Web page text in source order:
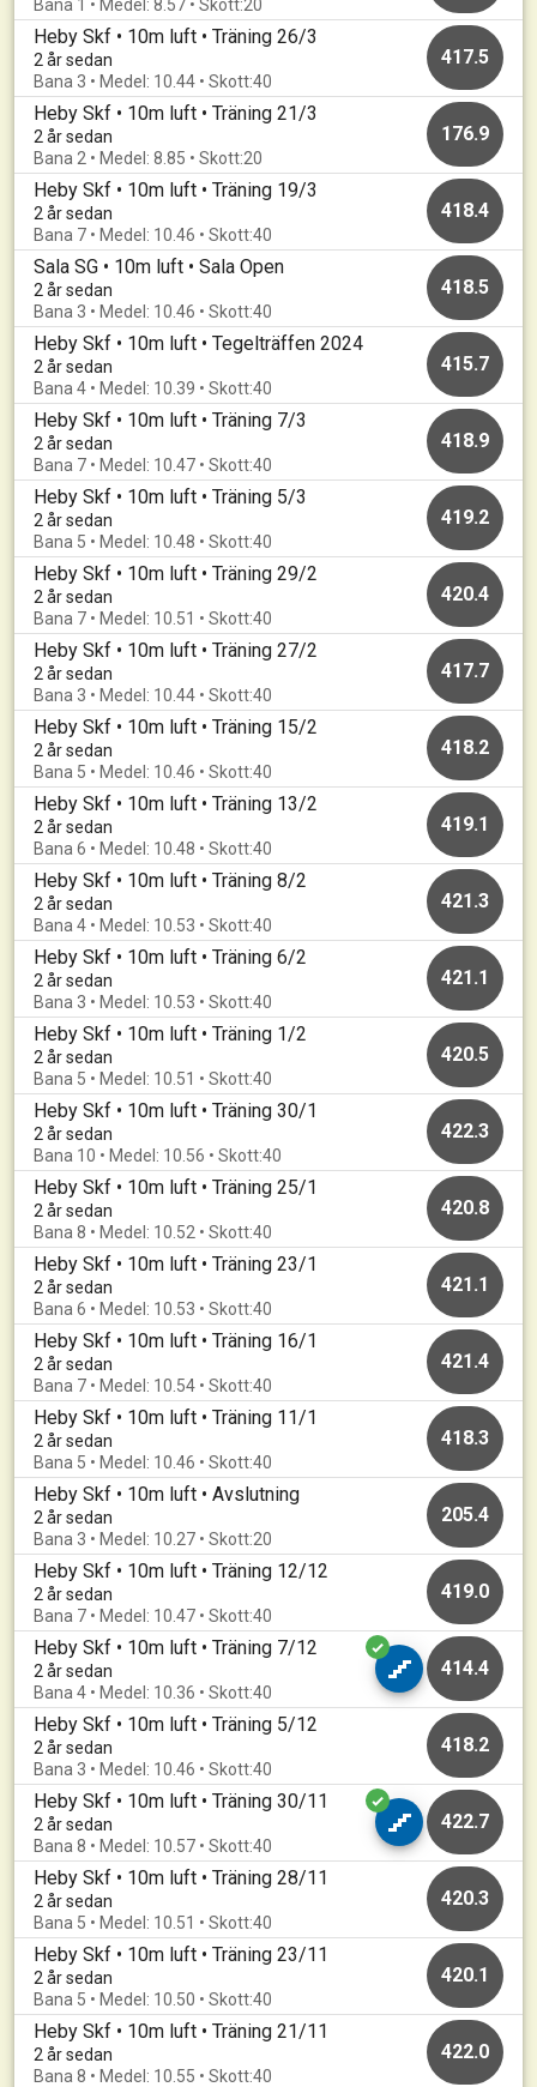
Bana 1 • Medel: 8.57 • Skott:20
Heby Skf • 10m luft • Träning 26/3
2 år sedan
Bana 3 • Medel: 10.44 • Skott:40
417.5
Heby Skf • 10m luft • Träning 21/3
2 år sedan
Bana 2 • Medel: 8.85 • Skott:20
176.9
Heby Skf • 10m luft • Träning 19/3
2 år sedan
Bana 7 • Medel: 10.46 • Skott:40
418.4
Sala SG • 10m luft • Sala Open
2 år sedan
Bana 3 • Medel: 10.46 • Skott:40
418.5
Heby Skf • 10m luft • Tegelträffen 2024
2 år sedan
Bana 4 • Medel: 10.39 • Skott:40
415.7
Heby Skf • 10m luft • Träning 7/3
2 år sedan
Bana 7 • Medel: 10.47 • Skott:40
418.9
Heby Skf • 10m luft • Träning 5/3
2 år sedan
Bana 5 • Medel: 10.48 • Skott:40
419.2
Heby Skf • 10m luft • Träning 29/2
2 år sedan
Bana 7 • Medel: 10.51 • Skott:40
420.4
Heby Skf • 10m luft • Träning 27/2
2 år sedan
Bana 3 • Medel: 10.44 • Skott:40
417.7
Heby Skf • 10m luft • Träning 15/2
2 år sedan
Bana 5 • Medel: 10.46 • Skott:40
418.2
Heby Skf • 10m luft • Träning 13/2
2 år sedan
Bana 6 • Medel: 10.48 • Skott:40
419.1
Heby Skf • 10m luft • Träning 8/2
2 år sedan
Bana 4 • Medel: 10.53 • Skott:40
421.3
Heby Skf • 10m luft • Träning 6/2
2 år sedan
Bana 3 • Medel: 10.53 • Skott:40
421.1
Heby Skf • 10m luft • Träning 1/2
2 år sedan
Bana 5 • Medel: 10.51 • Skott:40
420.5
Heby Skf • 10m luft • Träning 30/1
2 år sedan
Bana 10 • Medel: 10.56 • Skott:40
422.3
Heby Skf • 10m luft • Träning 25/1
2 år sedan
Bana 8 • Medel: 10.52 • Skott:40
420.8
Heby Skf • 10m luft • Träning 23/1
2 år sedan
Bana 6 • Medel: 10.53 • Skott:40
421.1
Heby Skf • 10m luft • Träning 16/1
2 år sedan
Bana 7 • Medel: 10.54 • Skott:40
421.4
Heby Skf • 10m luft • Träning 11/1
2 år sedan
Bana 5 • Medel: 10.46 • Skott:40
418.3
Heby Skf • 10m luft • Avslutning
2 år sedan
Bana 3 • Medel: 10.27 • Skott:20
205.4
Heby Skf • 10m luft • Träning 12/12
2 år sedan
Bana 7 • Medel: 10.47 • Skott:40
419.0
Heby Skf • 10m luft • Träning 7/12
2 år sedan
Bana 4 • Medel: 10.36 • Skott:40
414.4
Heby Skf • 10m luft • Träning 5/12
2 år sedan
Bana 3 • Medel: 10.46 • Skott:40
418.2
Heby Skf • 10m luft • Träning 30/11
2 år sedan
Bana 8 • Medel: 10.57 • Skott:40
422.7
Heby Skf • 10m luft • Träning 28/11
2 år sedan
Bana 5 • Medel: 10.51 • Skott:40
420.3
Heby Skf • 10m luft • Träning 23/11
2 år sedan
Bana 5 • Medel: 10.50 • Skott:40
420.1
Heby Skf • 10m luft • Träning 21/11
2 år sedan
Bana 8 • Medel: 10.55 • Skott:40
422.0